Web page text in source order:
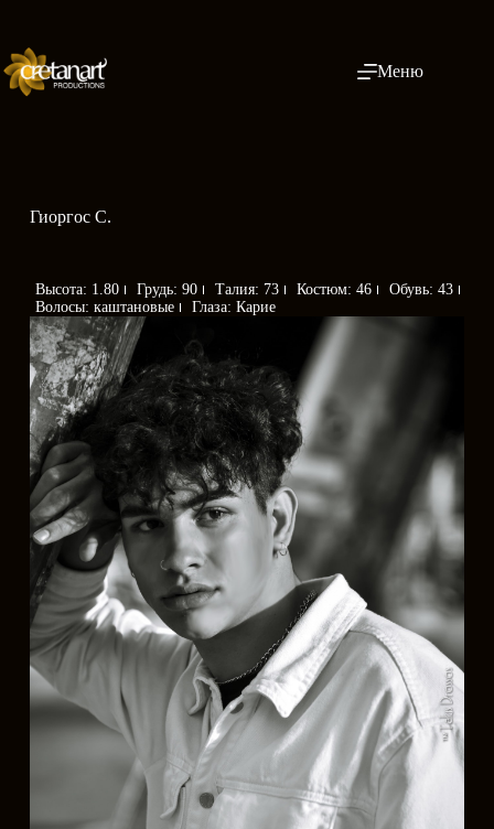
Меню
Гиоргос С.
Высота: 1.80 Грудь: 90 Талия: 73 Костюм: 46
Обувь: 43
Волосы: каштановые
Глаза: Карие